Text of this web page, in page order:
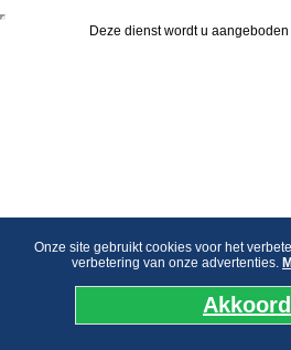
Onze site gebruikt cookies voor het
verbetering van onze advertenties.
Akkoord
Deze dienst wordt u